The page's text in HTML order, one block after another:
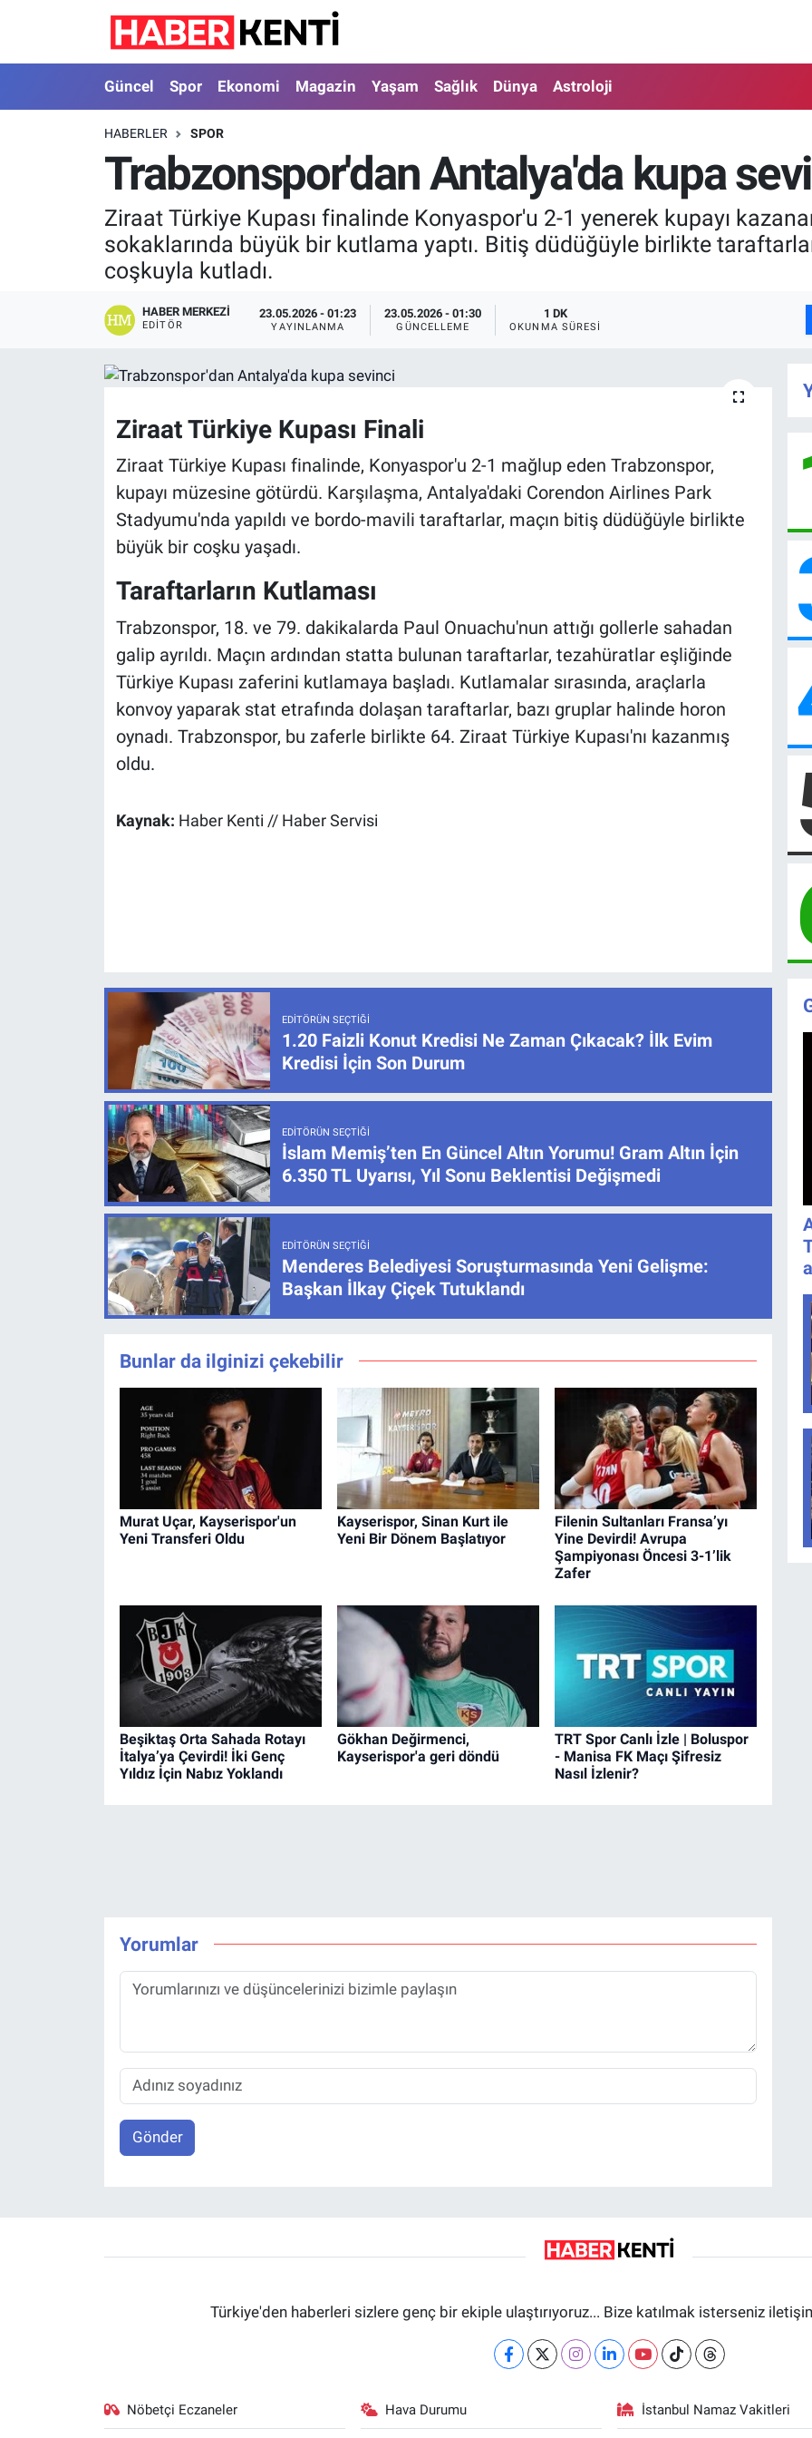
Güncel Spor Ekonomi Magazin Yaşam Sağlık Dünya Astroloji
HABERLER SPOR
Trabzonspor'dan Antalya'da kupa
Ziraat Türkiye Kupası finalinde Konyaspor'u 2-1 yenerek kupayı
sokaklarında büyük bir kutlama yaptı. Bitiş düdüğüyle birlikte
coşkuyla kutladı.
HABER MERKEZI
EDITÖR
23.05.2026 - 01:23
YAYINLANMA
23.05.2026 - 01:30
GÜNCELLEME
1 DK
OKUNMA SÜRESI
Ziraat Türkiye Kupası Finali
Ziraat Türkiye Kupası finalinde, Konyaspor'u 2-1 mağlup eden Trabzonspor,
kupayı müzesine götürdü. Karşılaşma, Antalya'daki Corendon Airlines Park
Stadyumu'nda yapıldı ve bordo-mavili taraftarlar, maçın bitiş düdüğüyle birlikte
büyük bir coşku yaşadı.
Taraftarların Kutlaması
Trabzonspor, 18. ve 79. dakikalarda Paul Onuachu'nun attığı gollerle sahadan
galip ayrıldı. Maçın ardından statta bulunan taraftarlar, tezahüratlar eşliğinde
Türkiye Kupası zaferini kutlamaya başladı. Kutlamalar sırasında, araçlarla
konvoy yaparak stat etrafında dolaşan taraftarlar, bazı gruplar halinde horon
oynadı. Trabzonspor, bu zaferle birlikte 64. Ziraat Türkiye Kupası'nı kazanmış
oldu.
Kaynak: Haber Kenti // Haber Servisi
EDITÖRÜN SEÇTIĞI
1.20 Faizli Konut Kredisi Ne Zaman Çıkacak? İlk Evim
Kredisi İçin Son Durum
EDITÖRÜN SEÇTIĞI
İslam Memiş’ten En Güncel Altın Yorumu! Gram Altın İçin
6.350 TL Uyarısı, Yıl Sonu Beklentisi Değişmedi
EDITÖRÜN SEÇTIĞI
Menderes Belediyesi Soruşturmasında Yeni Gelişme:
Başkan İlkay Çiçek Tutuklandı
Bunlar da ilginizi çekebilir
Murat Uçar, Kayserispor'un
Yeni Transferi Oldu
Kayserispor, Sinan Kurt ile
Yeni Bir Dönem Başlatıyor
Filenin Sultanları Fransa’yı
Yine Devirdi! Avrupa
Şampiyonası Öncesi 3-1’lik
Zafer
Beşiktaş Orta Sahada Rotayı
İtalya’ya Çevirdi! İki Genç
Yıldız İçin Nabız Yoklandı
Gökhan Değirmenci,
Kayserispor'a geri döndü
TRT Spor Canlı İzle | Boluspor
- Manisa FK Maçı Şifresiz
Nasıl İzlenir?
Yorumlar
Gönder
Türkiye'den haberleri sizlere genç bir ekiple ulaştırıyoruz... Bize katılmak isterseniz
Nöbetçi Eczaneler Hava Durumu İstanbul Namaz Vakitleri
Güncel
Spor
Ekonomi
Magazin
Nöbetçi Eczaneler
Hava Durumu
İstanbul Namaz Vakitleri
Trafik Durumu
Süper Lig Puan Durumu ve Fikstür
Tüm Manşetler